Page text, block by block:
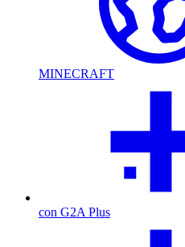
MINECRAFT
con G2A Plus